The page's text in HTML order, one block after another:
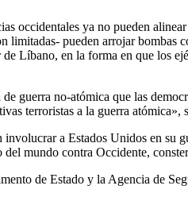
occidentales ya no pueden
limitadas- pueden arrojar
Líbano, en la forma en que
guerra no-atómica que las
terroristas a la guerra atómica»,
a Estados Unidos en
mundo contra Occidente,
de Estado y la Agencia de